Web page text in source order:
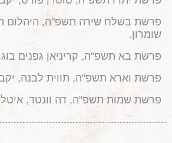
פרשת בשלח שירה תשפ"ה, היהלום
שומרון.
פרשת בא תשפ"ה, קריניאן גפנים
פרשת וארא תשפ"ה, תווית לבנה,
פרשת שמות תשפ"ה, דה וונטד,